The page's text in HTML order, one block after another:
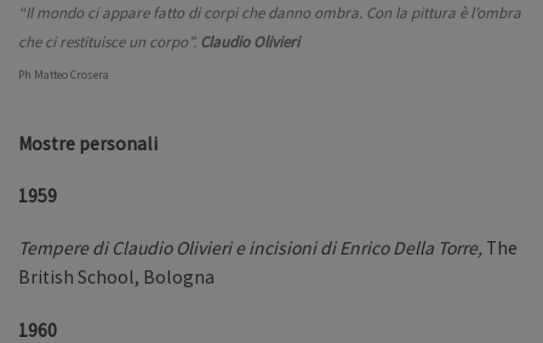
“Il mondo ci appare fatto di corpi che danno ombra. Con la pittura è l’ombra
che ci restituisce un corpo”. Claudio Olivieri
Ph Matteo Crosera
Mostre personali
1959
Tempere di Claudio Olivieri e incisioni di Enrico Della Torre, The
British School, Bologna
1960